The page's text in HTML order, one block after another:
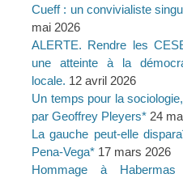
Cueff : un convivialiste
mai 2026
ALERTE. Rendre les
une atteinte à la
locale. 12 avril 2026
Un temps pour la
par Geoffrey Pleyers* 24
La gauche peut-elle
Pena-Vega* 17 mars 2026
Hommage à